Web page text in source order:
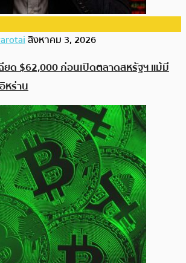
สิงหาคม 3, 2026
ยด $62,000 ก่อนเปิดตลาดสหรัฐฯ แม้มี
หร่าน